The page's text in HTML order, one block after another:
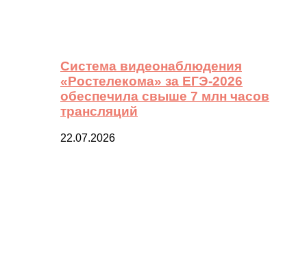
Система видеонаблюдения
«Ростелекома» за ЕГЭ-2026
обеспечила свыше 7 млн часов
трансляций
22.07.2026